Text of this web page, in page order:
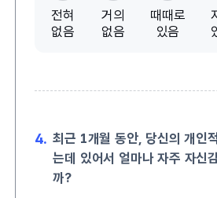
전혀
없음
거의
없음
때때로
있음
4. 최근 1개월 동안, 당신의 개인
는데 있어서 얼마나 자주 자신
까?